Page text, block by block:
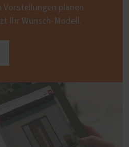
planen.
Ihr Wunsch-Modell.